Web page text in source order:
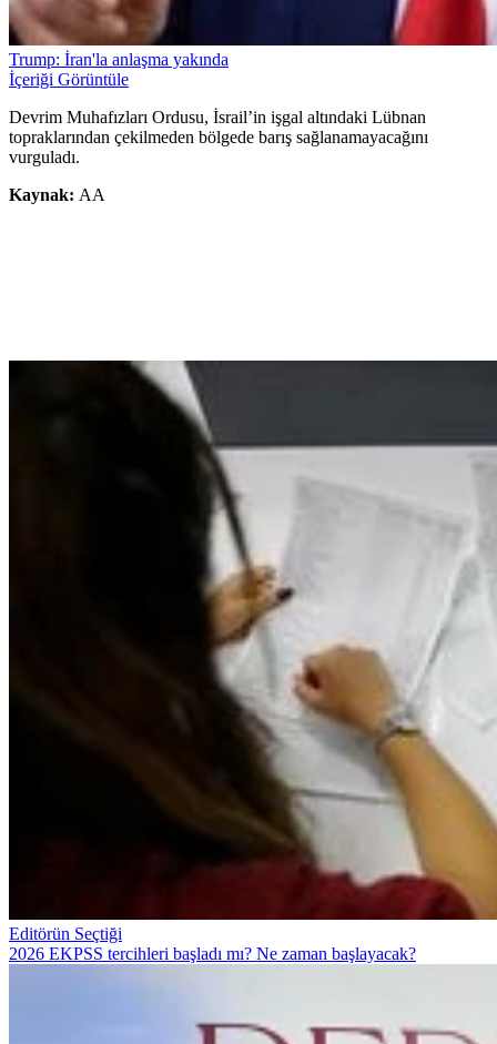
Trump: İran'la anlaşma yakında
İçeriği Görüntüle
Devrim Muhafızları Ordusu, İsrail’in işgal altındaki Lübnan
topraklarından çekilmeden bölgede barış sağlanamayacağını
vurguladı.
Kaynak: AA
Editörün Seçtiği
2026 EKPSS tercihleri başladı mı? Ne zaman başlayacak?